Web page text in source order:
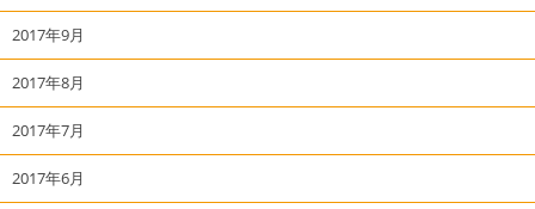
2017年9月
2017年8月
2017年7月
2017年6月